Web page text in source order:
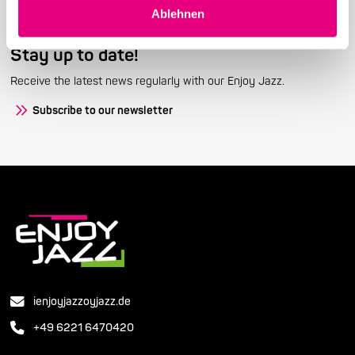
Ablehnen
Stay up to date!
Receive the latest news regularly with our Enjoy Jazz.
Subscribe to our newsletter
ienjoyjazzoyjazz.de
+49 6221 6470420